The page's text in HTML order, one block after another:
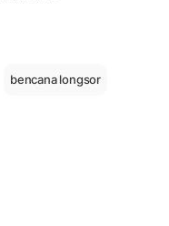
bencana longsor